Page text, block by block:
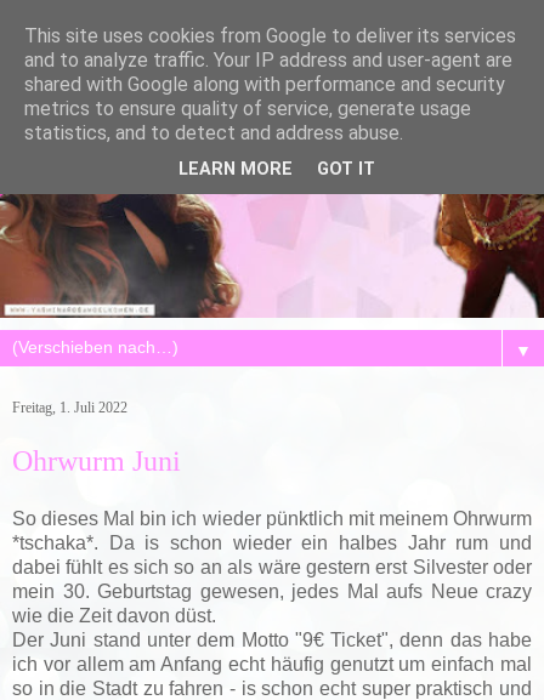
▼
Freitag, 1. Juli 2022
Ohrwurm Juni
So dieses Mal bin ich wieder pünktlich mit meinem Ohrwurm
*tschaka*. Da is schon wieder ein halbes Jahr rum und
dabei fühlt es sich so an als wäre gestern erst Silvester oder
mein 30. Geburtstag gewesen, jedes Mal aufs Neue crazy
wie die Zeit davon düst.
Der Juni stand unter dem Motto "9€ Ticket", denn das habe
ich vor allem am Anfang echt häufig genutzt um einfach mal
so in die Stadt zu fahren - is schon echt super praktisch und
This site uses cookies from Google to deliver its services
and to analyze traffic. Your IP address and user-agent are
shared with Google along with performance and security
metrics to ensure quality of service, generate usage
statistics, and to detect and address abuse.
LEARN MORE GOT IT